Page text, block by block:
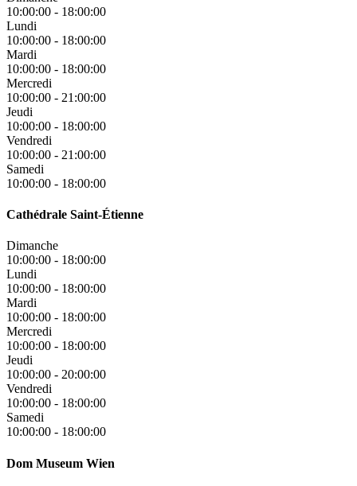
10:00:00 - 18:00:00
Lundi
10:00:00 - 18:00:00
Mardi
10:00:00 - 18:00:00
Mercredi
10:00:00 - 21:00:00
Jeudi
10:00:00 - 18:00:00
Vendredi
10:00:00 - 21:00:00
Samedi
10:00:00 - 18:00:00
Cathédrale Saint-Étienne
Dimanche
10:00:00 - 18:00:00
Lundi
10:00:00 - 18:00:00
Mardi
10:00:00 - 18:00:00
Mercredi
10:00:00 - 18:00:00
Jeudi
10:00:00 - 20:00:00
Vendredi
10:00:00 - 18:00:00
Samedi
10:00:00 - 18:00:00
Dom Museum Wien